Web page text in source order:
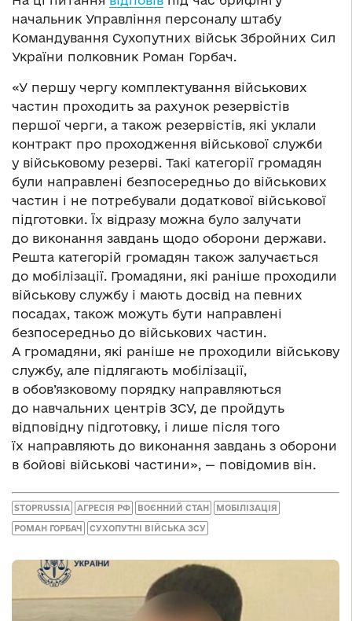
начальник Управління персоналу штабу
Командування Сухопутних військ Збройних Сил
України полковник Роман Горбач.
«У першу чергу комплектування військових
частин проходить за рахунок резервістів
першої черги, а також резервістів, які уклали
контракт про проходження військової служби
у військовому резерві. Такі категорії громадян
були направлені безпосередньо до військових
частин і не потребували додаткової військової
підготовки. Їх відразу можна було залучати
до виконання завдань щодо оборони держави.
Решта категорій громадян також залучається
до мобілізації. Громадяни, які раніше проходили
військову службу і мають досвід на певних
посадах, також можуть бути направлені
безпосередньо до військових частин.
А громадяни, які раніше не проходили військову
службу, але підлягають мобілізації,
в обов’язковому порядку направляються
до навчальних центрів ЗСУ, де пройдуть
відповідну підготовку, і лише після того
їх направляють до виконання завдань з оборони
в бойові військові частини», — повідомив він.
STOPRUSSIA АГРЕСІЯ РФ ВОЄННИЙ СТАН МОБІЛІЗАЦІЯ
РОМАН ГОРБАЧ СУХОПУТНІ ВІЙСЬКА ЗСУ